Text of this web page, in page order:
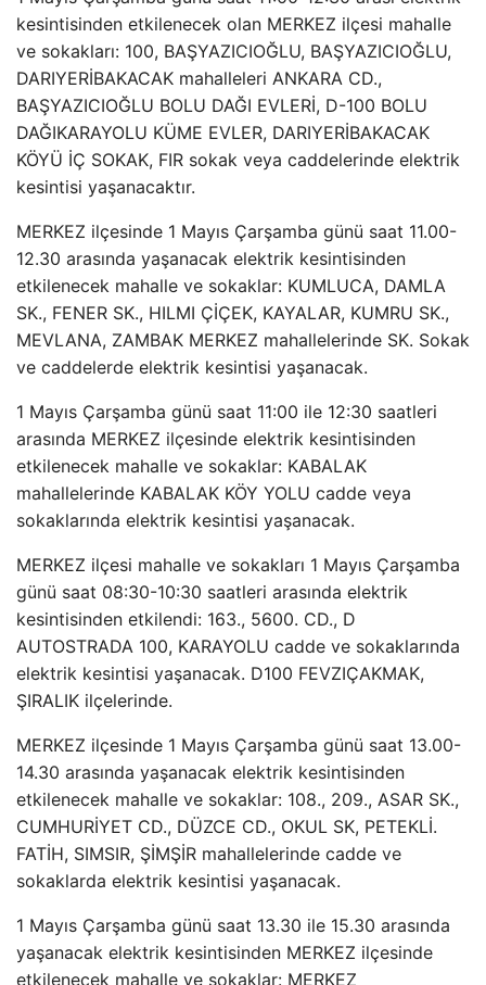
kesintisinden etkilenecek olan MERKEZ ilçesi mahalle
ve sokakları: 100, BAŞYAZICIOĞLU, BAŞYAZICIOĞLU,
DARIYERİBAKACAK mahalleleri ANKARA CD.,
BAŞYAZICIOĞLU BOLU DAĞI EVLERİ, D-100 BOLU
DAĞIKARAYOLU KÜME EVLER, DARIYERİBAKACAK
KÖYÜ İÇ SOKAK, FIR sokak veya caddelerinde elektrik
kesintisi yaşanacaktır.
MERKEZ ilçesinde 1 Mayıs Çarşamba günü saat 11.00-
12.30 arasında yaşanacak elektrik kesintisinden
etkilenecek mahalle ve sokaklar: KUMLUCA, DAMLA
SK., FENER SK., HILMI ÇİÇEK, KAYALAR, KUMRU SK.,
MEVLANA, ZAMBAK MERKEZ mahallelerinde SK. Sokak
ve caddelerde elektrik kesintisi yaşanacak.
1 Mayıs Çarşamba günü saat 11:00 ile 12:30 saatleri
arasında MERKEZ ilçesinde elektrik kesintisinden
etkilenecek mahalle ve sokaklar: KABALAK
mahallelerinde KABALAK KÖY YOLU cadde veya
sokaklarında elektrik kesintisi yaşanacak.
MERKEZ ilçesi mahalle ve sokakları 1 Mayıs Çarşamba
günü saat 08:30-10:30 saatleri arasında elektrik
kesintisinden etkilendi: 163., 5600. CD., D
AUTOSTRADA 100, KARAYOLU cadde ve sokaklarında
elektrik kesintisi yaşanacak. D100 FEVZIÇAKMAK,
ŞIRALIK ilçelerinde.
MERKEZ ilçesinde 1 Mayıs Çarşamba günü saat 13.00-
14.30 arasında yaşanacak elektrik kesintisinden
etkilenecek mahalle ve sokaklar: 108., 209., ASAR SK.,
CUMHURİYET CD., DÜZCE CD., OKUL SK, PETEKLİ.
FATİH, SIMSIR, ŞİMŞİR mahallelerinde cadde ve
sokaklarda elektrik kesintisi yaşanacak.
1 Mayıs Çarşamba günü saat 13.30 ile 15.30 arasında
yaşanacak elektrik kesintisinden MERKEZ ilçesinde
etkilenecek mahalle ve sokaklar: MERKEZ